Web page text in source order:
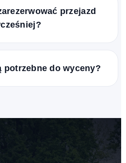
przejazd
potrzebne do wyceny?